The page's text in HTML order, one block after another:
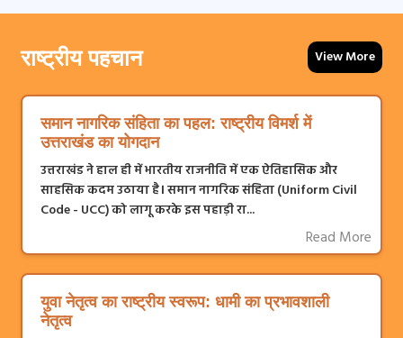
राष्ट्रीय पहचान View More
समान नागरिक संहिता का पहल: राष्ट्रीय विमर्श में
उत्तराखंड का योगदान
उत्तराखंड ने हाल ही में भारतीय राजनीति में एक ऐतिहासिक और
साहसिक कदम उठाया है। समान नागरिक संहिता (Uniform Civil
Code - UCC) को लागू करके इस पहाड़ी रा...
Read More
युवा नेतृत्व का राष्ट्रीय स्वरूप: धामी का प्रभावशाली
नेतृत्व